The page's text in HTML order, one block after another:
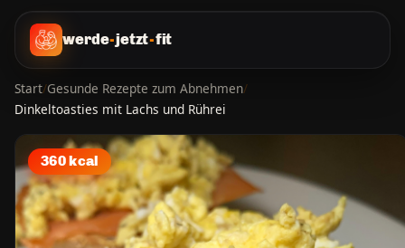
werde-jetzt-fit
Start/Gesunde Rezepte zum Abnehmen/
Dinkeltoasties mit Lachs und Rührei
360 kcal